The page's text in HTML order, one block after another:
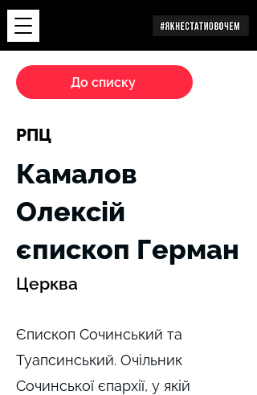
До списку
РПЦ
Церква
Камалов
Олексій
єпископ Герман
Єпископ Сочинський та
Туапсинський. Очільник
Сочинської єпархії, у якій